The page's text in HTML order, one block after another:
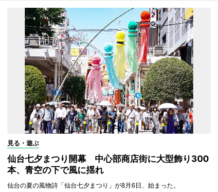
見る・遊ぶ
仙台七夕まつり開幕 中心部商店街に大型飾り300
本、青空の下で風に揺れ
仙台の夏の風物詩「仙台七夕まつり」が8月6日、始まった。